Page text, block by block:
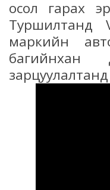
осол гарах
Туршилтанд
маркийн
багийнхан